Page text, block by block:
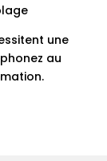
une
au